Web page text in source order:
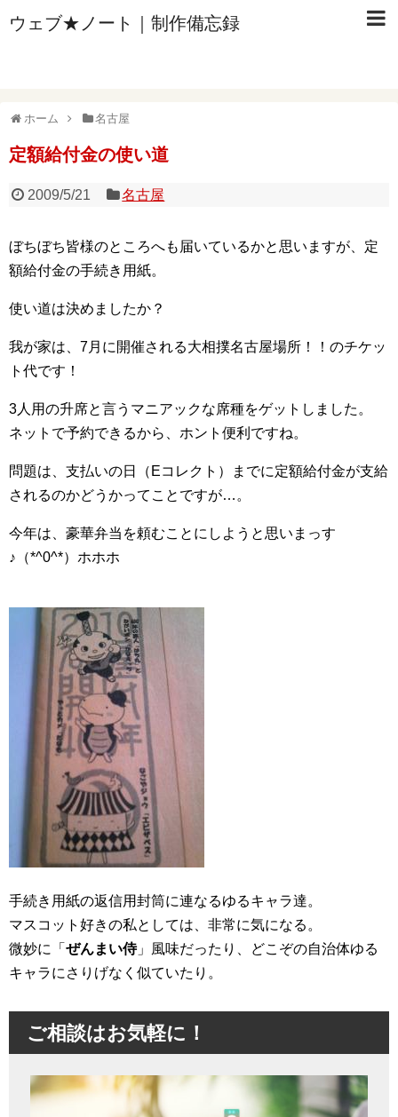
ウェブ★ノート｜制作備忘録
ホーム 名古屋
定額給付金の使い道
2009/5/21 名古屋
ぼちぼち皆様のところへも届いているかと思いますが、定
額給付金の手続き用紙。
使い道は決めましたか？
我が家は、7月に開催される大相撲名古屋場所！！のチケッ
ト代です！
3人用の升席と言うマニアックな席種をゲットしました。
ネットで予約できるから、ホント便利ですね。
問題は、支払いの日（Eコレクト）までに定額給付金が支給
されるのかどうかってことですが…。
今年は、豪華弁当を頼むことにしようと思いまっす
♪（*^0^*）ホホホ
手続き用紙の返信用封筒に連なるゆるキャラ達。
マスコット好きの私としては、非常に気になる。
微妙に「 ぜんまい侍」風味だったり、どこぞの自治体ゆる
キャラにさりげなく似ていたり。
ご相談はお気軽に！